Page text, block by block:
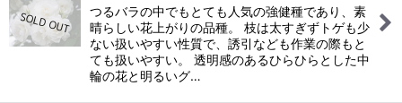
つるバラの中でもとても人気の強健種であり、素
晴らしい花上がりの品種。 枝は太すぎずトゲも少
ない扱いやすい性質で、誘引なども作業の際もと
ても扱いやすい。 透明感のあるひらひらとした中
輪の花と明るいグ…